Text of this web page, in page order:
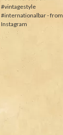
#vintagestyle
#internationalbar - from
Instagram